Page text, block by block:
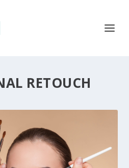
RETOUCH